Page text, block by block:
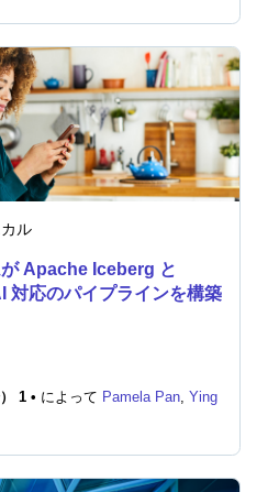
ル
Apache Iceberg と
対応のパイプラインを構築
1 • によって Pamela Pan, Ying